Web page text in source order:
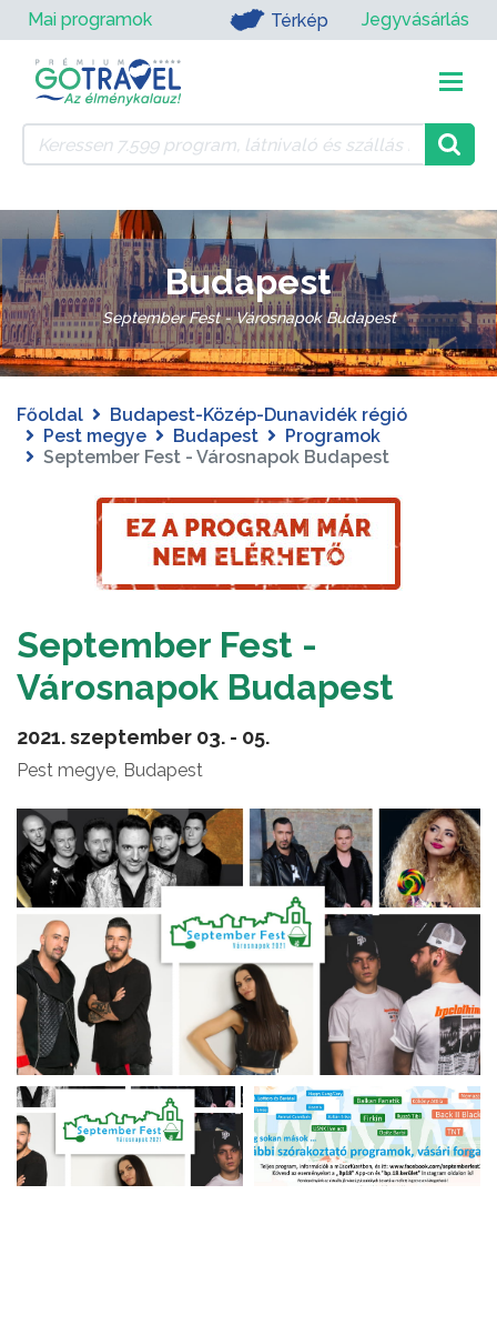
Mai programok Térkép Jegyvásárlás
Budapest
September Fest - Városnapok Budapest
Főoldal
Budapest-Közép-Dunavidék régió
Pest megye
Budapest
Programok
September Fest - Városnapok Budapest
September Fest -
Városnapok Budapest
2021. szeptember 03. - 05.
Pest megye, Budapest